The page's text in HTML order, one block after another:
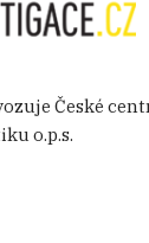
České
o.p.s.